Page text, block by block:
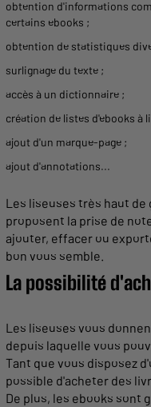
obtention d'informations
certains ebooks ;
obtention de statistiques
surlignage du texte ;
accès à un dictionnaire ;
création de listes d'ebooks à
ajout d'un marque-page ;
ajout d'annotations...
Les liseuses très haut de
proposent la prise de
ajouter, effacer ou
bon vous semble.
La possibilité d'
Les liseuses vous
depuis laquelle vous
Tant que vous disposez
possible d'acheter des
De plus, les ebooks sont